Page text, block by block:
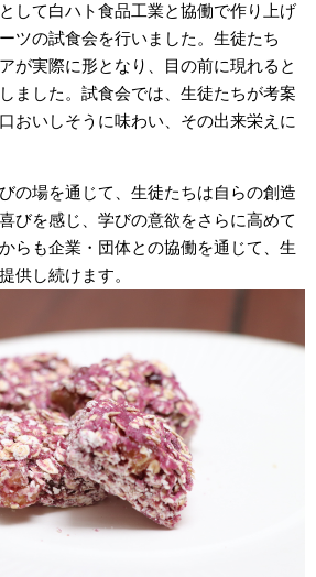
して白ハト食品工業と協働で作り上げ
ツの試食会を行いました。生徒たち
が実際に形となり、目の前に現れると
ました。試食会では、生徒たちが考案
おいしそうに味わい、その出来栄えに
の場を通じて、生徒たちは自らの創造
びを感じ、学びの意欲をさらに高めて
らも企業・団体との協働を通じて、生
供し続けます。